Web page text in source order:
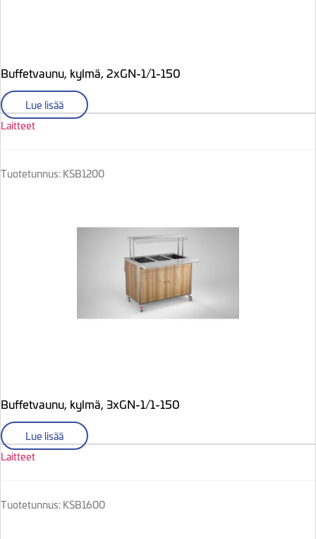
Buffetvaunu, kylmä, 2xGN-1/1-150
Lue lisää
Laitteet
Tuotetunnus: KSB1200
Buffetvaunu, kylmä, 3xGN-1/1-150
Lue lisää
Laitteet
Tuotetunnus: KSB1600